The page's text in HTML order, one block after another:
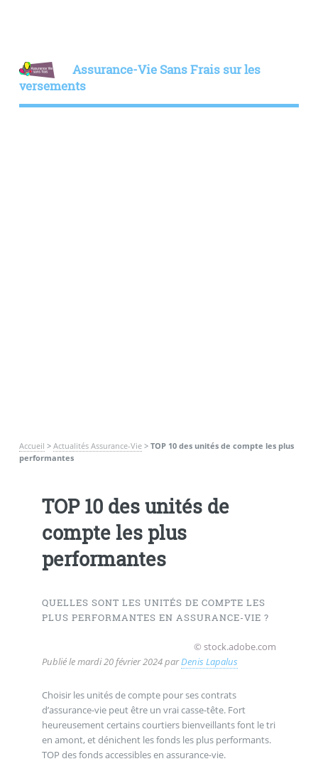
Assurance-Vie Sans Frais sur les
versements
Accueil > Actualités Assurance-Vie> TOP 10 des unités de compte les plus
performantes
TOP 10 des unités de
compte les plus
performantes
QUELLES SONT LES UNITÉS DE COMPTE LES
PLUS PERFORMANTES EN ASSURANCE-VIE ?
© stock.adobe.com
Publié lemardi 20 février 2024parDenis Lapalus
Choisir les unités de compte pour ses contrats
d’assurance-vie peut être un vrai casse-tête. Fort
heureusement certains courtiers bienveillants font le tri
en amont, et dénichent les fonds les plus performants.
TOP des fonds accessibles en assurance-vie.